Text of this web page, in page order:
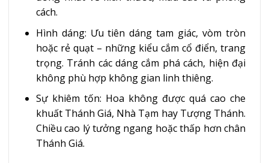
cách.
Hình dáng: Ưu tiên dáng tam giác, vòm tròn
hoặc rẻ quạt – những kiểu cắm cổ điển, trang
trọng. Tránh các dáng cắm phá cách, hiện đại
không phù hợp không gian linh thiêng.
Sự khiêm tốn: Hoa không được quá cao che
khuất Thánh Giá, Nhà Tạm hay Tượng Thánh.
Chiều cao lý tưởng ngang hoặc thấp hơn chân
Thánh Giá.